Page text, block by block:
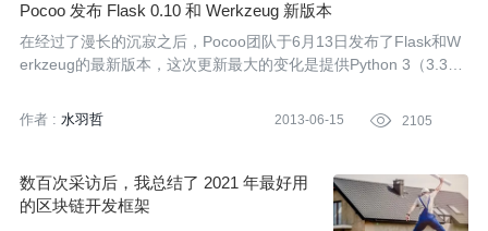
Pocoo 发布 Flask 0.10 和 Werkzeug 新版本
在经过了漫长的沉寂之后，Pocoo团队于6月13日发布了Flask和W
erkzeug的最新版本，这次更新最大的变化是提供Python 3（3.3以
作者 : 水羽哲 2013-06-15  2105
数百次采访后，我总结了 2021 年最好用
的区块链开发框架